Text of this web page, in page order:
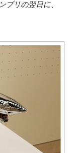
プリの翌日に、